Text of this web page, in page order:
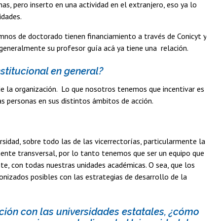
pero inserto en una actividad en el extranjero, eso ya lo
de doctorado tienen financiamiento a través de Conicyt y
su profesor guía acá ya tiene una relación.
en general?
la organización. Lo que nosotros tenemos que incentivar es
en sus distintos ámbitos de acción.
sobre todo las de las vicerrectorías, particularmente la
transversal, por lo tanto tenemos que ser un equipo que
con todas nuestras unidades académicas. O sea, que los
posibles con las estrategias de desarrollo de la
con las universidades estatales, ¿cómo